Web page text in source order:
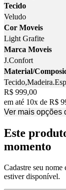
Tecido
Veludo
Cor Moveis
Light Grafite
Marca Moveis
J.Confort
Material/
Price:
R$ 999,00
em até 10x de R$
Ver mais opções
Este
momento
Cadastre seu nome
estiver disponível.